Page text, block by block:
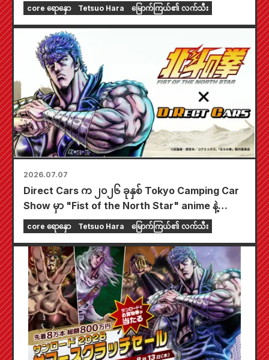
core ရောနှော Tetsuo Hara မြောက်ကြယ်၏ လက်သီး
2026.07.07
Direct Cars က ၂၀၂၆ ခုနှစ် Tokyo Camping Car
Show မှာ "Fist of the North Star" anime နဲ့
ပူးပေါင်းပြီး အထူးထုတ်ကား ၇ စီးကို အကန့်အသတ်နဲ့
ထုတ်လုပ်မယ်လို့ ကြေညာခဲ့ပါတယ်။
core ရောနှော Tetsuo Hara မြောက်ကြယ်၏ လက်သီး